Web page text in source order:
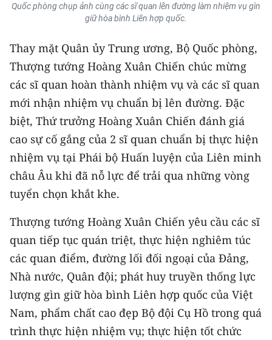
Quốc phòng chụp ảnh cùng các sĩ quan lên đường làm nhiệm vụ gìn
giữ hòa bình Liên hợp quốc.
Thay mặt Quân ủy Trung ương, Bộ Quốc phòng,
Thượng tướng Hoàng Xuân Chiến chúc mừng
các sĩ quan hoàn thành nhiệm vụ và các sĩ quan
mới nhận nhiệm vụ chuẩn bị lên đường. Đặc
biệt, Thứ trưởng Hoàng Xuân Chiến đánh giá
cao sự cố gắng của 2 sĩ quan chuẩn bị thực hiện
nhiệm vụ tại Phái bộ Huấn luyện của Liên minh
châu Âu khi đã nỗ lực để trải qua những vòng
tuyển chọn khắt khe.
Thượng tướng Hoàng Xuân Chiến yêu cầu các sĩ
quan tiếp tục quán triệt, thực hiện nghiêm túc
các quan điểm, đường lối đối ngoại của Đảng,
Nhà nước, Quân đội; phát huy truyền thống lực
lượng gìn giữ hòa bình Liên hợp quốc của Việt
Nam, phẩm chất cao đẹp Bộ đội Cụ Hồ trong quá
trình thực hiện nhiệm vụ; thực hiện tốt chức